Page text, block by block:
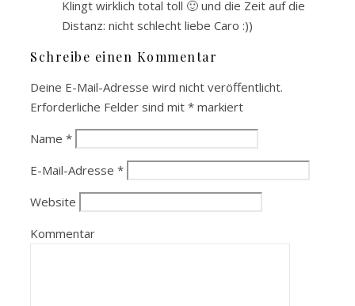
Klingt wirklich total toll 🙂 und die Zeit auf die
Distanz: nicht schlecht liebe Caro :))
Schreibe einen Kommentar
Deine E-Mail-Adresse wird nicht veröffentlicht.
Erforderliche Felder sind mit * markiert
Name *
E-Mail-Adresse *
Website
Kommentar